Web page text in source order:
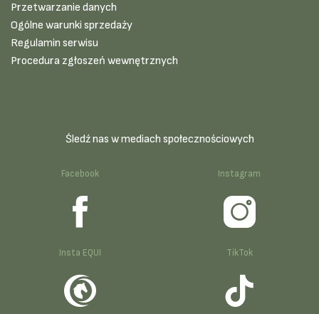
Przetwarzanie danych
Ogólne warunki sprzedaży
Regulamin serwisu
Procedura zgłoszeń wewnętrznych
Śledź nas w mediach społecznościowych
Facebook Instagram
Insta EQUI TikTok